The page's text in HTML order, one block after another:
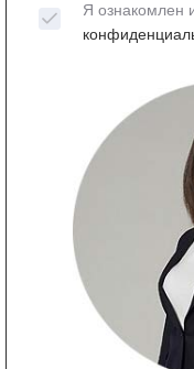
Я ознакомлен